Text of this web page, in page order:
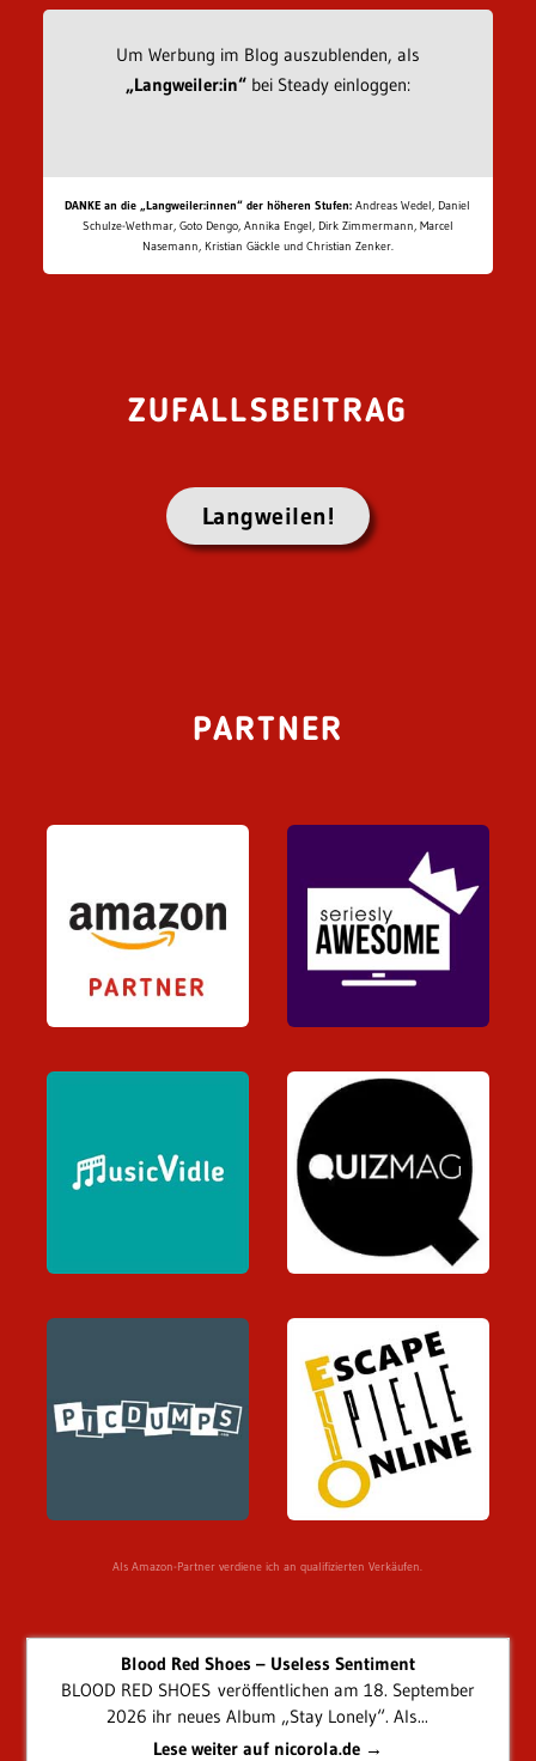
Um Werbung im Blog auszublenden, als
„Langweiler:in“bei Steady einloggen:
DANKE an die „Langweiler:innen“ der höheren Stufen: Andreas Wedel, Daniel
Schulze-Wethmar, Goto Dengo, Annika Engel, Dirk Zimmermann, Marcel
Nasemann, Kristian Gäckle und Christian Zenker.
ZUFALLSBEITRAG
Langweilen!
PARTNER
Als Amazon-Partner verdiene ich an qualifizierten Verkäufen.
Blood Red Shoes – Useless Sentiment
BLOOD RED SHOES veröffentlichen am 18. September
2026 ihr neues Album „Stay Lonely“. Als...
Lese weiter auf nicorola.de →